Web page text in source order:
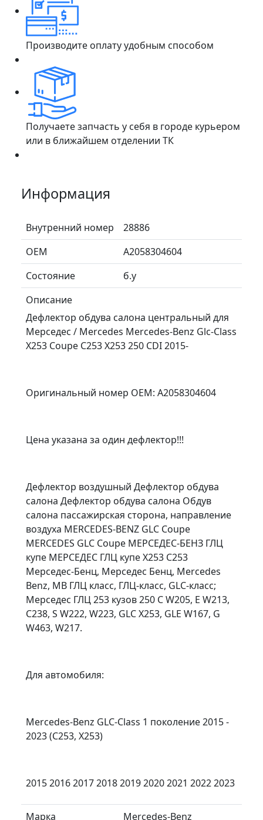
Производите оплату удобным способом
Получаете запчасть у себя в городе курьером
или в ближайшем отделении ТК
Информация
Внутренний номер
28886
ОЕМ
A2058304604
Состояние
б.у
Описание
Дефлектор обдува салона центральный для
Мерседес / Mercedes Mercedes-Benz Glc-Class
X253 Coupe C253 X253 250 CDI 2015-
Оригинальный номер OEM: A2058304604
Цена указана за один дефлектор!!!
Дефлектор воздушный Дефлектор обдува
салона Дефлектор обдува салона Обдув
салона пассажирская сторона, направление
воздуха MERCEDES-BENZ GLC Coupe
MERCEDES GLC Coupe МЕРСЕДЕС-БЕНЗ ГЛЦ
купе МЕРСЕДЕС ГЛЦ купе X253 C253
Мерседес-Бенц, Мерседес Бенц, Mercedes
Benz, MB ГЛЦ класс, ГЛЦ-класс, GLC-класс;
Мерседес ГЛЦ 253 кузов 250 C W205, E W213,
C238, S W222, W223, GLC X253, GLE W167, G
W463, W217.
Для автомобиля:
Mercedes-Benz GLC-Class 1 поколение 2015 -
2023 (C253, X253)
2015 2016 2017 2018 2019 2020 2021 2022 2023
Марка Mercedes-Benz